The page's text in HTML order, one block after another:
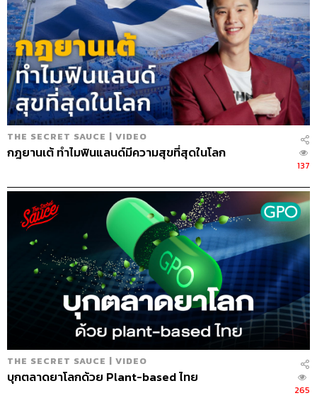
THE SECRET SAUCE | VIDEO
กฎยานเต้ ทำไมฟินแลนด์มีความสุขที่สุดในโลก
137
THE SECRET SAUCE | VIDEO
บุกตลาดยาโลกด้วย Plant-based ไทย
265